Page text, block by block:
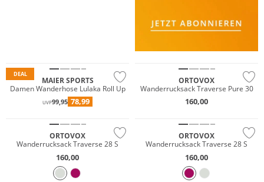
DEAL
MAIER SPORTS
Damen Wanderhose Lulaka Roll Up
UVP99,95 78,99
Nachhaltig
ORTOVOX
Wanderrucksack Traverse Pure 30
160,00
ORTOVOX
Wanderrucksack Traverse 28 S
160,00
ORTOVOX
Wanderrucksack Traverse 28 S
160,00